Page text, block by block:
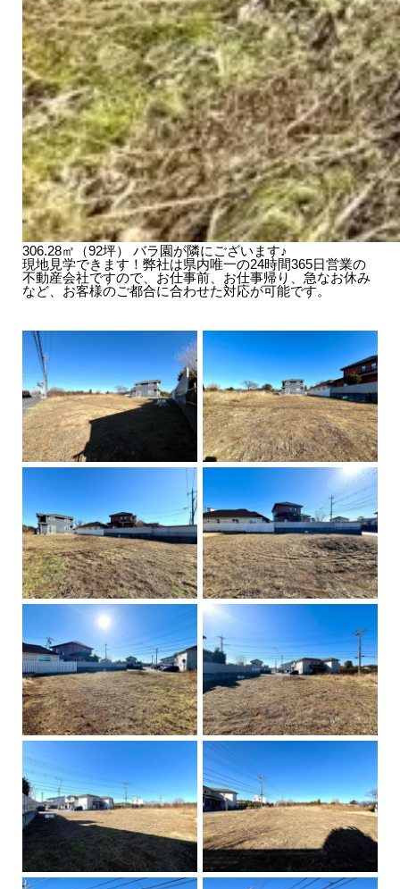
306.28㎡（92坪） バラ園が隣にございます♪
現地見学できます！弊社は県内唯一の24時間365日営業の
不動産会社ですので、お仕事前、お仕事帰り、急なお休み
など、お客様のご都合に合わせた対応が可能です。